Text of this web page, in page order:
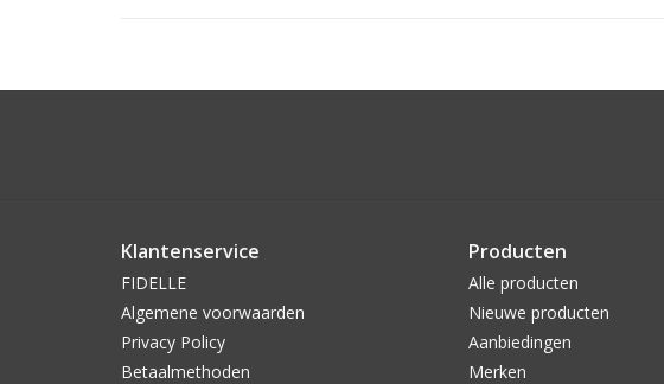
Klantenservice
FIDELLE
Algemene voorwaarden
Privacy Policy
Betaalmethoden
Producten
Alle producten
Nieuwe producten
Aanbiedingen
Merken